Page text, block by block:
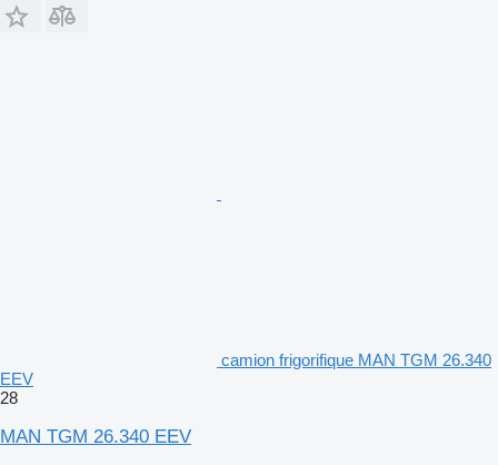
camion frigorifique MAN TGM 26.340
EEV
28
MAN TGM 26.340 EEV